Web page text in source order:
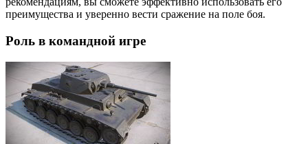
преимущества и уверенно вести сражение на поле боя.
Роль в командной игре